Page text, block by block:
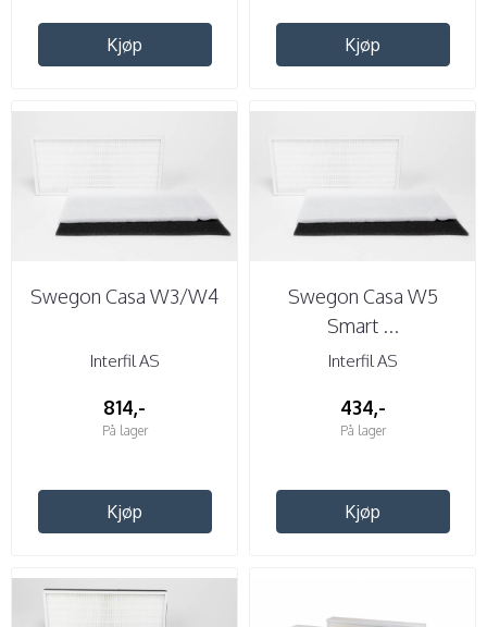
Kjøp Kjøp
Swegon Casa W3/W4
Interfil AS
814,-
På lager
Kjøp
Swegon Casa W5
Smart ...
Interfil AS
434,-
På lager
Kjøp